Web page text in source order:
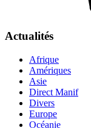
Actualités
Afrique
Amériques
Asie
Direct Manif
Divers
Europe
Océanie